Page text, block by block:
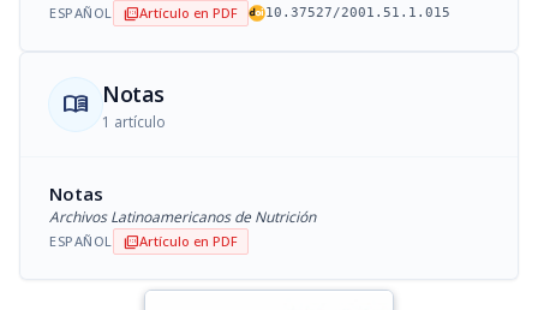
ESPAÑOL picture_as_pdfArtículo en PDF 10.37527/2001.51.1.015
menu_book Notas
1 artículo
Notas
Archivos Latinoamericanos de Nutrición
ESPAÑOL picture_as_pdfArtículo en PDF